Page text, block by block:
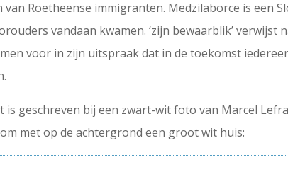
Roetheense immigranten. Medzilaborce is een
vandaan kwamen. ‘zijn bewaarblik’ verwijst
voor in zijn uitspraak dat in de toekomst
geschreven bij een zwart-wit foto van Marcel
met op de achtergrond een groot wit huis: